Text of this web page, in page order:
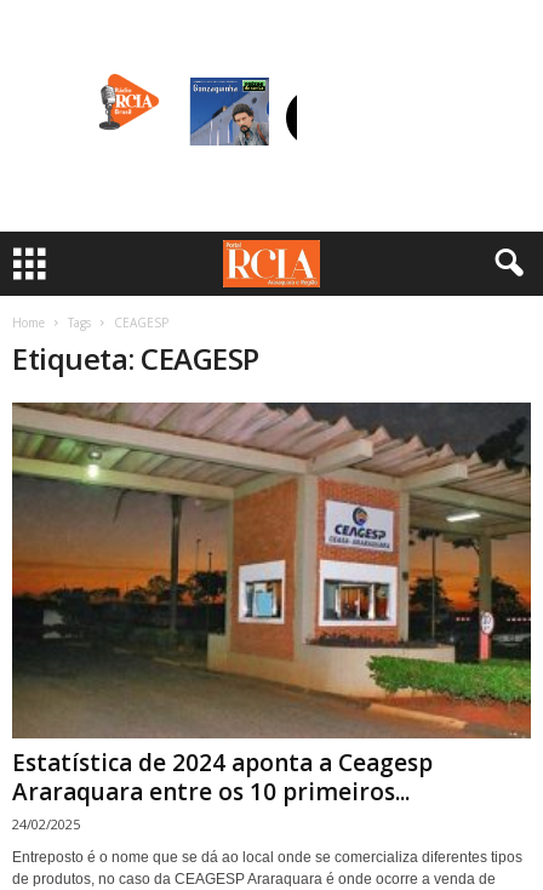
Home Tags CEAGESP
Etiqueta: CEAGESP
Estatística de 2024 aponta a Ceagesp
Araraquara entre os 10 primeiros...
24/02/2025
Entreposto é o nome que se dá ao local onde se comercializa diferentes tipos
de produtos, no caso da CEAGESP Araraquara é onde ocorre a venda de